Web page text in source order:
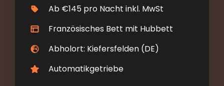
Ab €145 pro Nacht inkl. MwSt
Französisches Bett mit Hubbett
Abholort: Kiefersfelden (DE)
Automatikgetriebe